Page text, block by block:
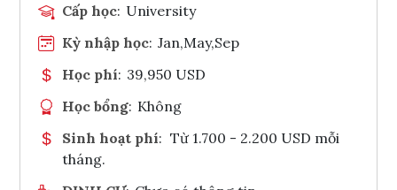
Cấp học: University
Kỳ nhập học: Jan,May,Sep
Học phí: 39,950 USD
Học bổng: Không
Sinh hoạt phí: Từ 1.700 - 2.200 USD mỗi
tháng.